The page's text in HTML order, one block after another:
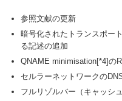
参照文献の更新
暗号化されたトランスポー
る記述の追加
QNAME minimisation[*4]の
セルラーネットワークの
フルリゾルバー（キャッシ